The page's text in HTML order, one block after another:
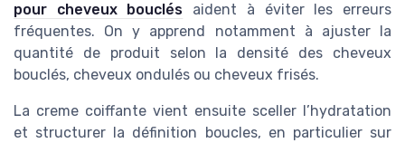
pour cheveux bouclés aident à éviter les erreurs
fréquentes. On y apprend notamment à ajuster la
quantité de produit selon la densité des cheveux
bouclés, cheveux ondulés ou cheveux frisés.
La creme coiffante vient ensuite sceller l’hydratation
et structurer la définition boucles, en particulier sur